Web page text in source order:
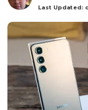
Last Updated: